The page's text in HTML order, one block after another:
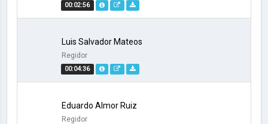
00:02:56
00:04:36
Luis Salvador Mateos
Regidor
Eduardo Almor Ruiz
Regidor